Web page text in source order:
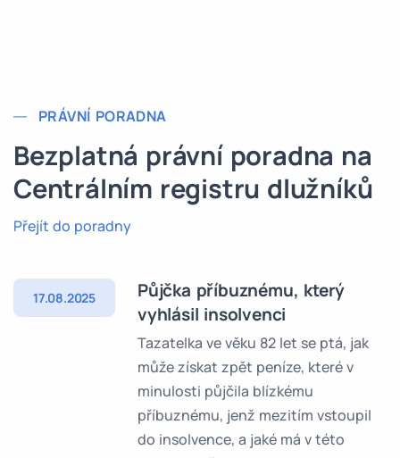
PRÁVNÍ PORADNA
Bezplatná právní poradna na
Centrálním registru dlužníků
Přejít do poradny
17.08.2025
Půjčka příbuznému, který
vyhlásil insolvenci
Tazatelka ve věku 82 let se ptá, jak
může získat zpět peníze, které v
minulosti půjčila blízkému
příbuznému, jenž mezitím vstoupil
do insolvence, a jaké má v této